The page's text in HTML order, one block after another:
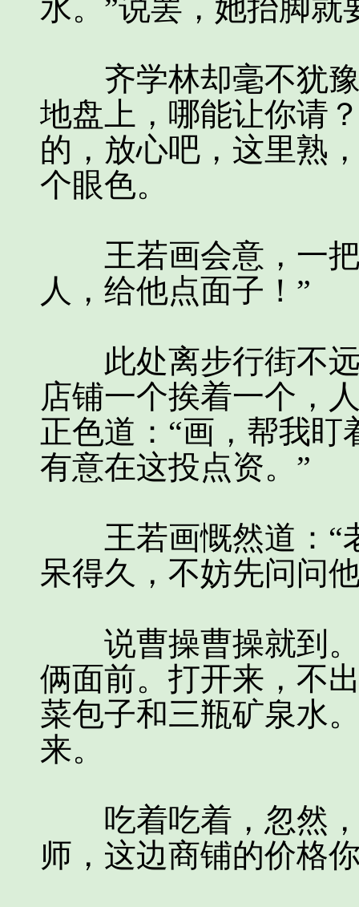
水。”说罢，她抬脚就
齐学林却毫不犹豫
地盘上，哪能让你请
的，放心吧，这里熟
个眼色。
王若画会意，一把
人，给他点面子！”
此处离步行街不远
店铺一个挨着一个，
正色道：“画，帮我
有意在这投点资。”
王若画慨然道：“
呆得久，不妨先问问
说曹操曹操就到。
俩面前。打开来，不
菜包子和三瓶矿泉水
来。
吃着吃着，忽然，
师，这边商铺的价格